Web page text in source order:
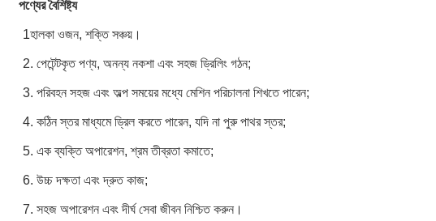
পণ্যের বৈশিষ্ট্য
1হালকা ওজন, শক্তি সঞ্চয়।
2. পেটেন্টকৃত পণ্য, অনন্য নকশা এবং সহজ ড্রিলিং গঠন;
3. পরিবহন সহজ এবং অল্প সময়ের মধ্যে মেশিন পরিচালনা শিখতে পারেন;
4. কঠিন স্তর মাধ্যমে ড্রিল করতে পারেন, যদি না পুরু পাথর স্তর;
5. এক ব্যক্তি অপারেশন, শ্রম তীব্রতা কমাতে;
6. উচ্চ দক্ষতা এবং দ্রুত কাজ;
7. সহজ অপারেশন এবং দীর্ঘ সেবা জীবন নিশ্চিত করুন।